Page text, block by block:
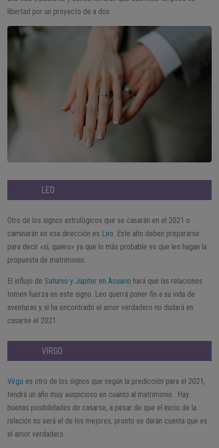
libertad por un proyecto de a dos.
LEO
Otro de los signos astrológicos que se casarán en el 2021 o
caminarán en esa dirección es Leo. Este año deben prepararse
para decir «sí, quiero» ya que lo más probable es que les hagan la
propuesta de matrimonio.
El influjo de Saturno y Júpiter en Acuario hará que las relaciones
tomen fuerza en este signo. Leo querrá poner fin a su vida de
aventuras y si ha encontrado el amor verdadero no dudará en
casarse el 2021.
VIRGO
Virgo es otro de los signos que según la predicción para el 2021,
tendrá un año muy auspicioso en cuanto al matrimonio. Hay
buenas posibilidades de casarse, a pesar de que el inicio de la
relación no será el de los mejores, pronto se darán cuenta que es
el amor verdadero.